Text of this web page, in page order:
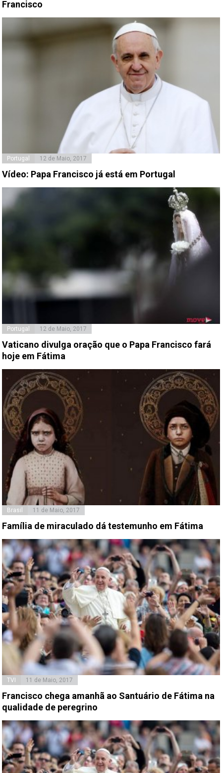
Francisco
Portugal 12 de Maio, 2017
Vídeo: Papa Francisco já está em Portugal
Portugal 12 de Maio, 2017
Vaticano divulga oração que o Papa Francisco fará
hoje em Fátima
Brasil 11 de Maio, 2017
Família de miraculado dá testemunho em Fátima
TVI 11 de Maio, 2017
Francisco chega amanhã ao Santuário de Fátima na
qualidade de peregrino